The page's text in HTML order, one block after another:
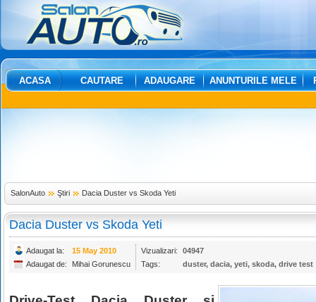
ACASA CAUTARE ADAUGARE ANUNTURILE MELE
SalonAuto Ştiri Dacia Duster vs Skoda Yeti
Dacia Duster vs Skoda Yeti
Adaugat la: 15 May 2010 Vizualizari:
04947
Adaugat de:
Mihai Gorunescu Tags: duster, dacia, yeti, skoda, drive test